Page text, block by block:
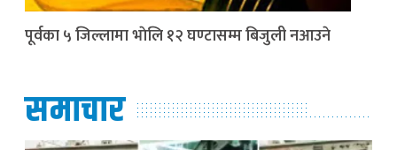
पूर्वका ५ जिल्लामा भाेलि १२ घण्टासम्म बिजुली नआउने
समाचार